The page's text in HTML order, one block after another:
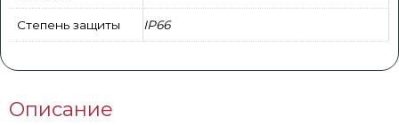
Степень защиты IP66
Описание